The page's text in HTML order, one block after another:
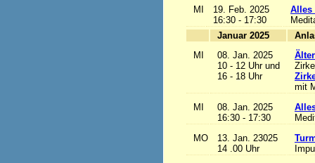
MI
19. Feb. 2025
16:30 - 17:30
Alles
Januar 2025
MI
08. Jan. 2025
10 - 12 Uhr und
16 - 18 Uhr
mit
MI
08. Jan. 2025
16:30 - 17:30
MO
13. Jan. 23025
14 .00 Uhr